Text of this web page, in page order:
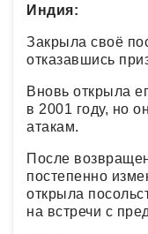
Индия:
Закрыла своё
отказавшись
Вновь открыла
в 2001 году, но
атакам.
После
постепенно
открыла
на встречи с